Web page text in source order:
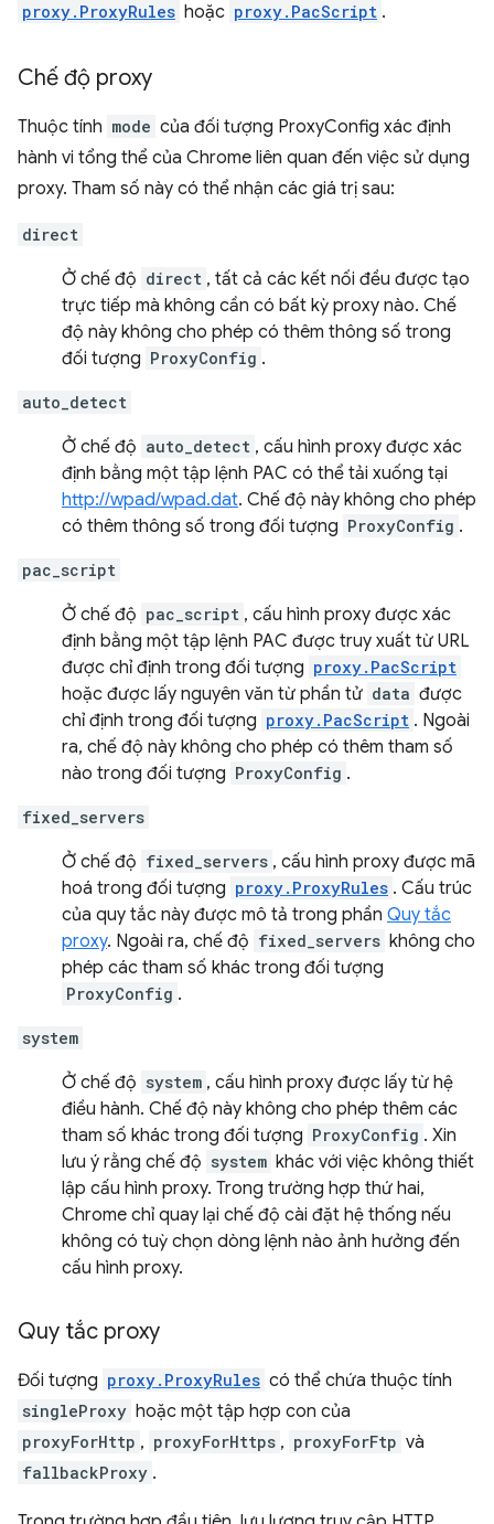
proxy.ProxyRules hoặc proxy.PacScript .
Chế độ proxy
Thuộc tính mode của đối tượng ProxyConfig xác định
hành vi tổng thể của Chrome liên quan đến việc sử dụng
proxy. Tham số này có thể nhận các giá trị sau:
direct
Ở chế độ direct , tất cả các kết nối đều được tạo
trực tiếp mà không cần có bất kỳ proxy nào. Chế
độ này không cho phép có thêm thông số trong
đối tượng ProxyConfig .
auto_detect
Ở chế độ auto_detect , cấu hình proxy được xác
định bằng một tập lệnh PAC có thể tải xuống tại
http://wpad/wpad.dat. Chế độ này không cho phép
có thêm thông số trong đối tượng ProxyConfig .
pac_script
Ở chế độ pac_script , cấu hình proxy được xác
định bằng một tập lệnh PAC được truy xuất từ URL
được chỉ định trong đối tượng proxy.PacScript
hoặc được lấy nguyên văn từ phần tử data được
chỉ định trong đối tượng proxy.PacScript . Ngoài
ra, chế độ này không cho phép có thêm tham số
nào trong đối tượng ProxyConfig .
fixed_servers
Ở chế độ fixed_servers , cấu hình proxy được mã
hoá trong đối tượng proxy.ProxyRules . Cấu trúc
của quy tắc này được mô tả trong phần Quy tắc
proxy. Ngoài ra, chế độ fixed_servers không cho
phép các tham số khác trong đối tượng
ProxyConfig .
system
Ở chế độ system , cấu hình proxy được lấy từ hệ
điều hành. Chế độ này không cho phép thêm các
tham số khác trong đối tượng ProxyConfig . Xin
lưu ý rằng chế độ system khác với việc không thiết
lập cấu hình proxy. Trong trường hợp thứ hai,
Chrome chỉ quay lại chế độ cài đặt hệ thống nếu
không có tuỳ chọn dòng lệnh nào ảnh hưởng đến
cấu hình proxy.
Quy tắc proxy
Đối tượng proxy.ProxyRules có thể chứa thuộc tính
singleProxy hoặc một tập hợp con của
proxyForHttp , proxyForHttps , proxyForFtp và
fallbackProxy .